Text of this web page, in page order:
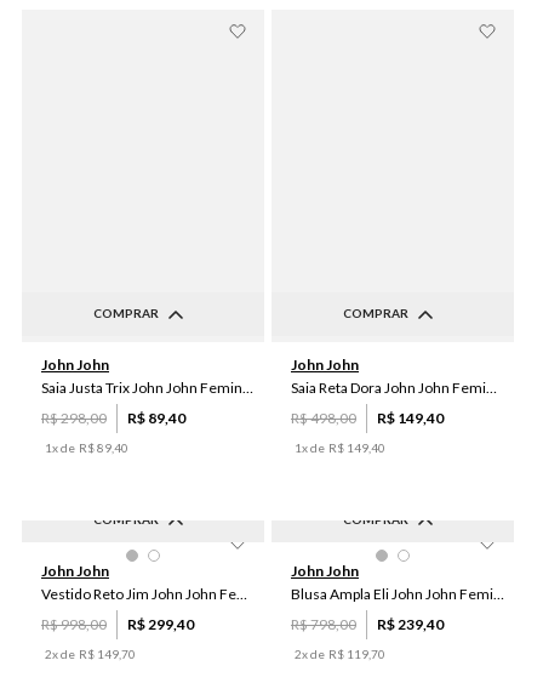
COMPRAR
John John
Saia Justa Trix John John Feminina
R$298,00 R$ 89,40
1x de R$8940
COMPRAR
John John
Saia Reta Dora John John Feminina
R$498,00 R$ 149,40
1x de R$ 14940
COMPRAR
John John
Vestido Reto Jim John John Feminino
R$998,00 R$ 299,40
2x de R$ 14970
COMPRAR
John John
Blusa Ampla Eli John John Feminina
R$798,00 R$ 239,40
2x de R$ 11970